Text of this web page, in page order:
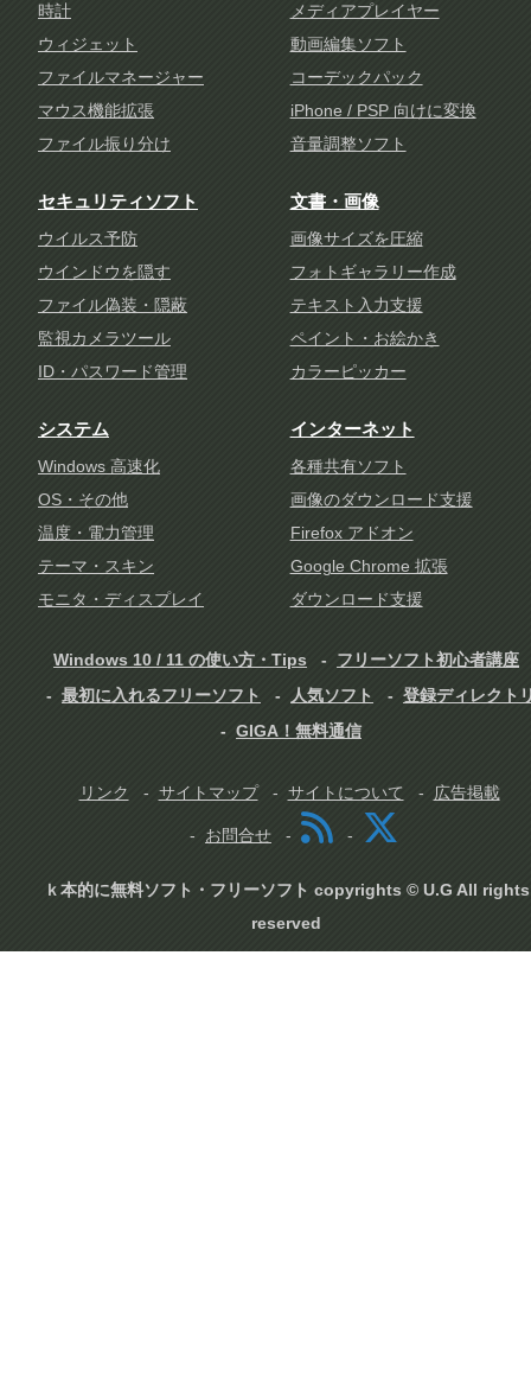
時計
ウィジェット
ファイルマネージャー
マウス機能拡張
ファイル振り分け
メディアプレイヤー
動画編集ソフト
コーデックパック
iPhone / PSP 向けに変換
音量調整ソフト
セキュリティソフト
ウイルス予防
ウインドウを隠す
ファイル偽装・隠蔽
監視カメラツール
ID・パスワード管理
文書・画像
画像サイズを圧縮
フォトギャラリー作成
テキスト入力支援
ペイント・お絵かき
カラーピッカー
システム
Windows 高速化
OS・その他
温度・電力管理
テーマ・スキン
モニタ・ディスプレイ
インターネット
各種共有ソフト
画像のダウンロード支援
Firefox アドオン
Google Chrome 拡張
ダウンロード支援
Windows 10 / 11 の使い方・Tips
フリーソフト初心者講座
最初に入れるフリーソフト
人気ソフト
登録ディレクト
GIGA！無料通信
リンク サイトマップ サイトについて 広告掲載
お問合せ
ｋ本的に無料ソフト・フリーソフト copyrights © U.G All rights
reserved